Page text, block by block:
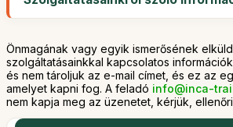
Önmagának vagy egyik ismerősének
szolgáltatásainkkal kapcsolatos
és nem tároljuk az e-mail címet, és ez az
amelyet kapni fog. A feladó info@inca-
nem kapja meg az üzenetet, kérjük,